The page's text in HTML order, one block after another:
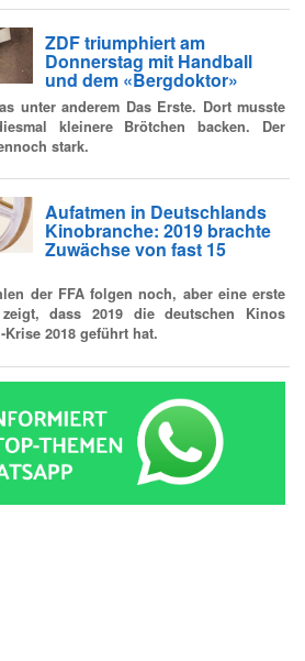
ZDF triumphiert am
Donnerstag mit Handball
und dem «Bergdoktor»
unter anderem Das Erste. Dort musste
kleinere Brötchen backen. Der
stark.
Aufatmen in Deutschlands
Kinobranche: 2019 brachte
Zuwächse von fast 15
der FFA folgen noch, aber eine erste
zeigt, dass 2019 die deutschen Kinos
2018 geführt hat.